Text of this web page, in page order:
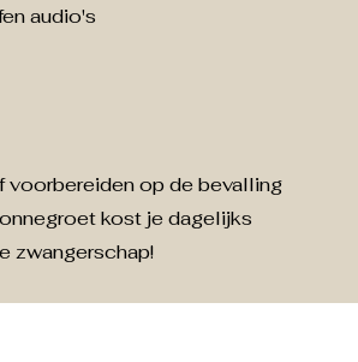
audio's
op de bevalling
kost je dagelijks
zwangerschap!